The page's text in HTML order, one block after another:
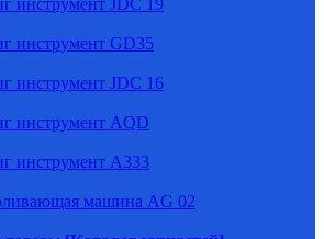
инструмент JDC 19
инструмент GD35
инструмент JDC 16
инструмент AQD
инструмент A333
машина AG 02